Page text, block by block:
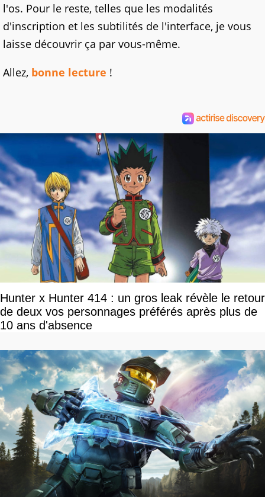
l'os. Pour le reste, telles que les modalités
d'inscription et les subtilités de l'interface, je vous
laisse découvrir ça par vous-même.
Allez, bonne lecture !
Hunter x Hunter 414 : un gros leak révèle le retour
de deux vos personnages préférés après plus de
10 ans d'absence